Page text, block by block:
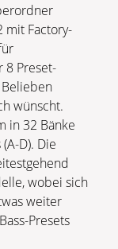
mit Factory-
8 Preset-
wünscht.
in 32 Bänke
D). Die
wobei sich
weiter
Presets